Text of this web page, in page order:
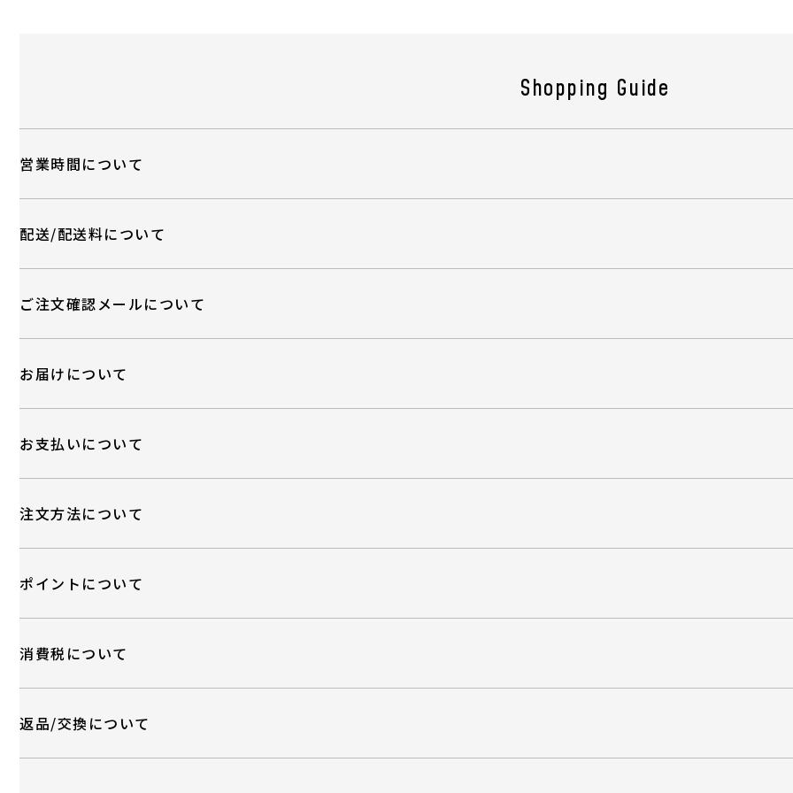
Shopping Guide
営業時間について
配送/配送料について
ご注文確認メールについて
お届けについて
お支払いについて
注文方法について
ポイントについて
消費税について
返品/交換について